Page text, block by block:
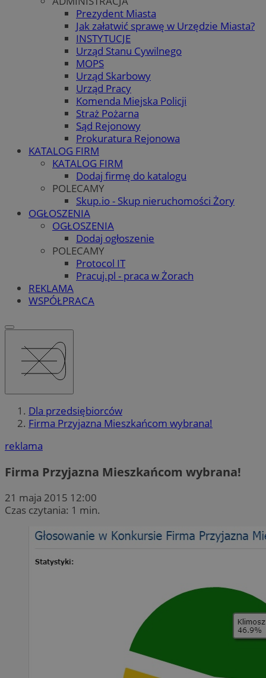
Prezydent Miasta
Jak załatwić sprawę w Urzędzie Miasta?
INSTYTUCJE
Urząd Stanu Cywilnego
MOPS
Urząd Skarbowy
Urząd Pracy
Komenda Miejska Policji
Straż Pożarna
Sąd Rejonowy
Prokuratura Rejonowa
KATALOG FIRM
KATALOG FIRM
Dodaj firmę do katalogu
POLECAMY
Skup.io - Skup nieruchomości Żory
OGŁOSZENIA
OGŁOSZENIA
Dodaj ogłoszenie
POLECAMY
Protocol IT
Pracuj.pl - praca w Żorach
REKLAMA
WSPÓŁPRACA
Dla przedsiębiorców
Firma Przyjazna Mieszkańcom wybrana!
reklama
Firma Przyjazna Mieszkańcom wybrana!
21 maja 2015 12:00
Czas czytania: 1 min.